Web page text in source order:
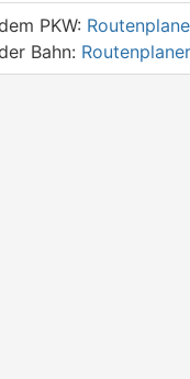
PKW:
Bahn: